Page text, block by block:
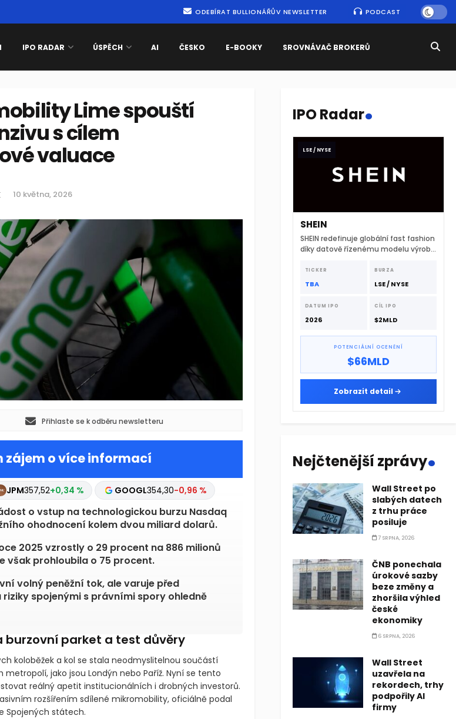
ODEBÍRAT BULLIONÁŘŮV NEWSLETTER PODCAST
IPO RADAR ÚSPĚCH AI ČESKO E-BOOKY SROVNÁVAČ BROKERŮ
Lime spouští
s cílem
valuace
10 května, 2026
Přihlaste se k odběru newsletteru
zájem o více informací
JPM357,52+0,34 % GOOGL354,30-0,96 %
o vstup na technologickou burzu Nasdaq
ohodnocení kolem dvou miliard dolarů.
2025 vzrostly o 29 procent na 886 milionů
však prohloubila o 75 procent.
volný peněžní tok, ale varuje před
spojenými s právními spory ohledně
burzovní parket a test důvěry
koloběžek a kol se stala neodmyslitelnou součástí
jako jsou Londýn nebo Paříž. Nyní se tento
reálný apetit institucionálních i drobných investorů.
rozšířením sdílené mikromobility, oficiálně podal
Spojených státech.
IPO Radar.
LSE / NYSE
SHEIN
SHEIN redefinuje globální fast fashion
díky datově řízenému modelu výroby
dodavatelskému řetězci.
TICKER
TBA
BURZA
LSE / NYSE
DATUM IPO
2026
CÍL IPO
$2MLD
POTENCIÁLNÍ OCENĚNÍ
$66MLD
Zobrazit detail
Nejčtenější zprávy.
Wall Street po
slabých datech
z trhu práce
posiluje
7 SRPNA, 2026
ČNB ponechala
úrokové sazby
beze změny a
zhoršila výhled
české
ekonomiky
6 SRPNA, 2026
Wall Street
uzavřela na
rekordech, trhy
podpořily AI
firmy